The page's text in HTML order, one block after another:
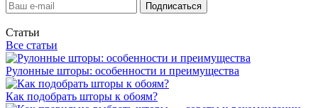
Статьи
Все статьи
Рулонные шторы: особенности и преимущества
Как подобрать шторы к обоям?